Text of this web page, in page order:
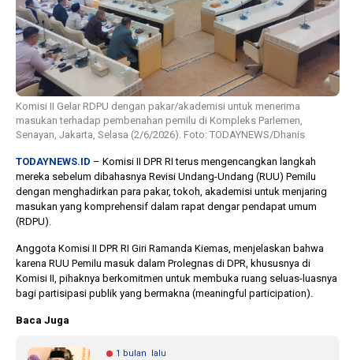
Komisi II Gelar RDPU dengan pakar/akademisi untuk menerima
masukan terhadap pembenahan pemilu di Kompleks Parlemen,
Senayan, Jakarta, Selasa (2/6/2026). Foto: TODAYNEWS/Dhanis
TODAYNEWS.ID – Komisi II DPR RI terus mengencangkan langkah
mereka sebelum dibahasnya Revisi Undang-Undang (RUU) Pemilu
dengan menghadirkan para pakar, tokoh, akademisi untuk menjaring
masukan yang komprehensif dalam rapat dengar pendapat umum
(RDPU).
Anggota Komisi II DPR RI Giri Ramanda Kiemas, menjelaskan bahwa
karena RUU Pemilu masuk dalam Prolegnas di DPR, khususnya di
Komisi II, pihaknya berkomitmen untuk membuka ruang seluas-luasnya
bagi partisipasi publik yang bermakna (meaningful participation).
Baca Juga
1 bulan lalu